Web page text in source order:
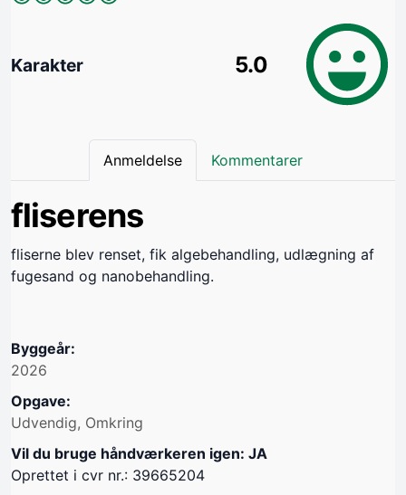
Karakter 5.0
Anmeldelse Kommentarer
fliserens
fliserne blev renset, fik algebehandling, udlægning af
fugesand og nanobehandling.
Byggeår:
2026
Opgave:
Udvendig, Omkring
Vil du bruge håndværkeren igen: JA
Oprettet i cvr nr.: 39665204